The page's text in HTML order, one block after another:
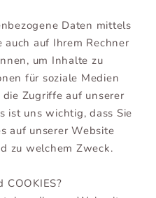
Daten mittels
auch auf Ihrem Rechner
um Inhalte zu
für soziale Medien
Zugriffe auf unserer
ist uns wichtig, dass Sie
auf unserer Website
zu welchem Zweck.
COOKIES?